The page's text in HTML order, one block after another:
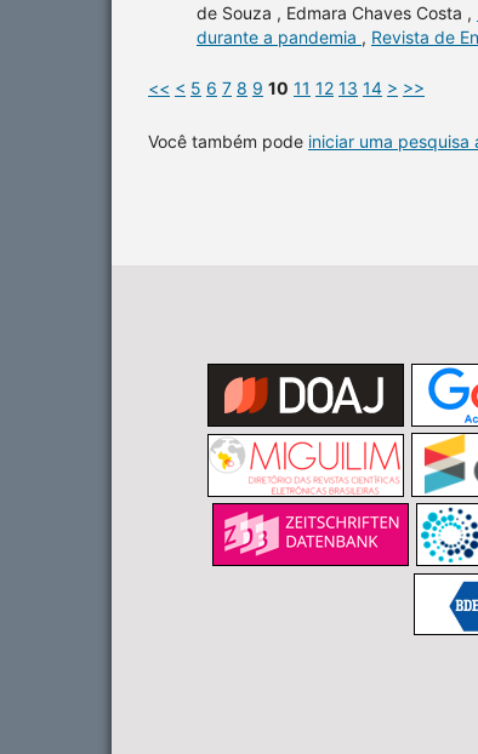
de Souza , Edmara Chaves Costa ,
durante a pandemia , Revista de
<< < 5 6 7 8 9 10 11 12 13 14 > >>
Você também pode iniciar uma